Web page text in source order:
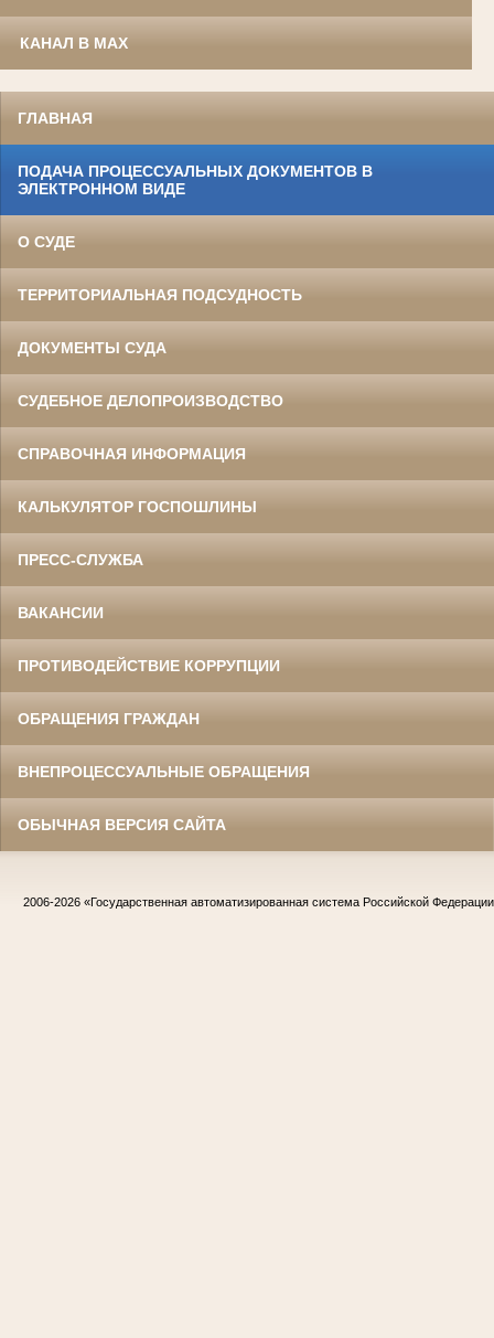
КАНАЛ В MAX
ГЛАВНАЯ
ПОДАЧА ПРОЦЕССУАЛЬНЫХ ДОКУМЕНТОВ В
ЭЛЕКТРОННОМ ВИДЕ
О СУДЕ
ТЕРРИТОРИАЛЬНАЯ ПОДСУДНОСТЬ
ДОКУМЕНТЫ СУДА
СУДЕБНОЕ ДЕЛОПРОИЗВОДСТВО
СПРАВОЧНАЯ ИНФОРМАЦИЯ
КАЛЬКУЛЯТОР ГОСПОШЛИНЫ
ПРЕСС-СЛУЖБА
ВАКАНСИИ
ПРОТИВОДЕЙСТВИЕ КОРРУПЦИИ
ОБРАЩЕНИЯ ГРАЖДАН
ВНЕПРОЦЕССУАЛЬНЫЕ ОБРАЩЕНИЯ
ОБЫЧНАЯ ВЕРСИЯ САЙТА
2006-2026 «Государственная автоматизированная система Российской